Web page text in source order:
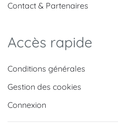
Contact & Partenaires
Accès rapide
Conditions générales
Gestion des cookies
Connexion